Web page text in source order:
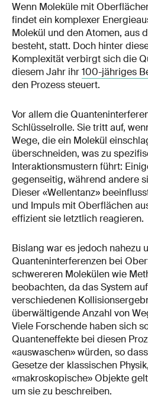
Wenn Moleküle mit
findet ein komplexer
Molekül und den Atomen, aus
besteht, statt. Doch hinter
Komplexität verbirgt sich die
diesem Jahr ihr100-jähriges
den Prozess steuert.
Vor allem die
Schlüsselrolle. Sie tritt auf,
Wege, die ein Molekül
überschneiden, was zu
Interaktionsmustern führt:
gegenseitig, während andere
Dieser «Wellentanz»
und Impuls mit Oberflächen
effizient sie letztlich reagieren.
Bislang war es jedoch nahezu
Quanteninterferenzen bei
schwereren Molekülen wie
beobachten, da das System
verschiedenen
überwältigende Anzahl von
Viele Forschende haben sich
Quanteneffekte bei diesen
«auswaschen» würden, so
Gesetze der klassischen
«makroskopische» Objekte
um sie zu beschreiben.